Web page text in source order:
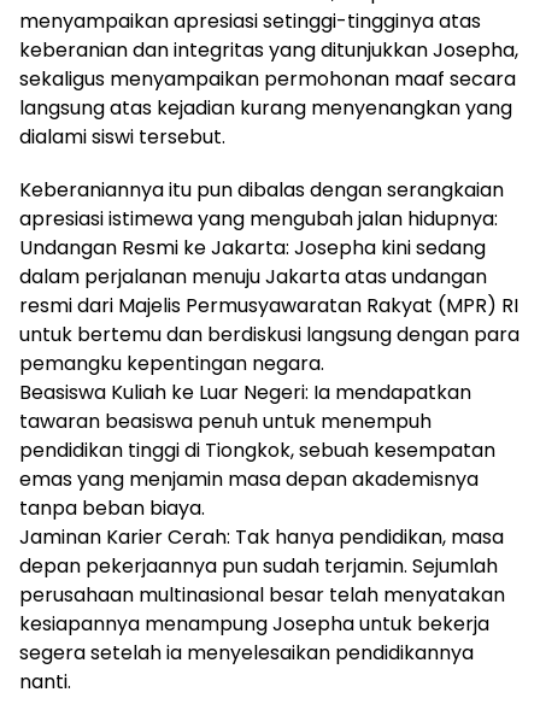
menyampaikan apresiasi setinggi-tingginya atas
keberanian dan integritas yang ditunjukkan Josepha,
sekaligus menyampaikan permohonan maaf secara
langsung atas kejadian kurang menyenangkan yang
dialami siswi tersebut.
Keberaniannya itu pun dibalas dengan serangkaian
apresiasi istimewa yang mengubah jalan hidupnya:
Undangan Resmi ke Jakarta: Josepha kini sedang
dalam perjalanan menuju Jakarta atas undangan
resmi dari Majelis Permusyawaratan Rakyat (MPR) RI
untuk bertemu dan berdiskusi langsung dengan para
pemangku kepentingan negara.
Beasiswa Kuliah ke Luar Negeri: Ia mendapatkan
tawaran beasiswa penuh untuk menempuh
pendidikan tinggi di Tiongkok, sebuah kesempatan
emas yang menjamin masa depan akademisnya
tanpa beban biaya.
Jaminan Karier Cerah: Tak hanya pendidikan, masa
depan pekerjaannya pun sudah terjamin. Sejumlah
perusahaan multinasional besar telah menyatakan
kesiapannya menampung Josepha untuk bekerja
segera setelah ia menyelesaikan pendidikannya
nanti.